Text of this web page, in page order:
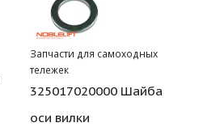
Запчасти для самоходных
тележек
325017020000 Шайба
оси вилки